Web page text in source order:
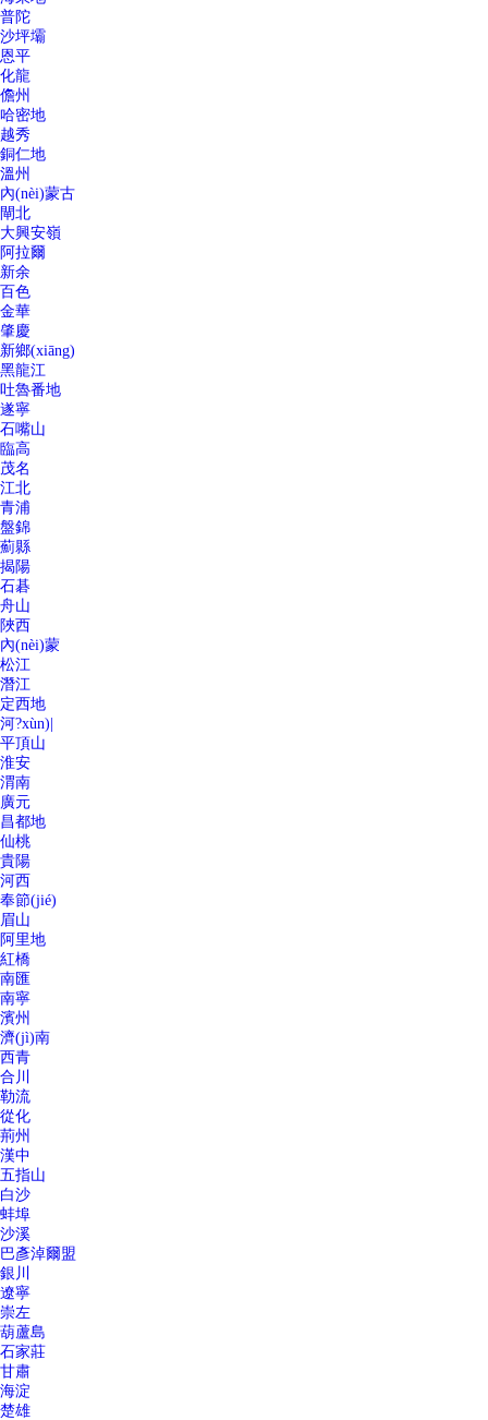
普陀
沙坪壩
恩平
化龍
儋州
哈密地
越秀
銅仁地
溫州
內(nèi)蒙古
閘北
大興安嶺
阿拉爾
新余
百色
金華
肇慶
新鄉(xiāng)
黑龍江
吐魯番地
遂寧
石嘴山
臨高
茂名
江北
青浦
盤錦
薊縣
揭陽
石碁
舟山
陜西
內(nèi)蒙
松江
潛江
定西地
河?xùn)|
平頂山
淮安
渭南
廣元
昌都地
仙桃
貴陽
河西
奉節(jié)
眉山
阿里地
紅橋
南匯
南寧
濱州
濟(jì)南
西青
合川
勒流
從化
荊州
漢中
五指山
白沙
蚌埠
沙溪
巴彥淖爾盟
銀川
遼寧
崇左
葫蘆島
石家莊
甘肅
海淀
楚雄